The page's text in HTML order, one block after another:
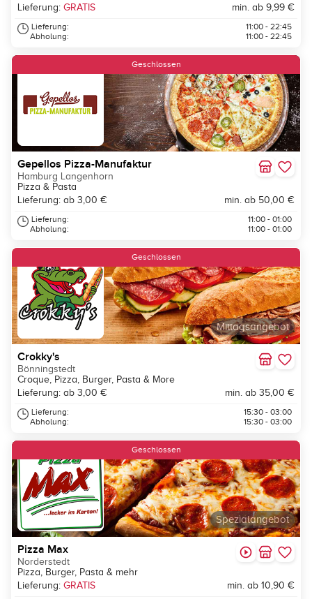
Lieferung: GRATIS min. ab 9,99 €
Lieferung:
Abholung:
11:00 - 22:45
11:00 - 22:45
Geschlossen
Gepellos Pizza-Manufaktur
Hamburg Langenhorn
Pizza & Pasta
Lieferung: ab 3,00 €
min. ab 50,00 €
Lieferung:
Abholung:
11:00 - 01:00
11:00 - 01:00
Mittagsangebot
Geschlossen
Crokky's
Bönningstedt
Croque, Pizza, Burger, Pasta & More
Lieferung: ab 3,00 €
min. ab 35,00 €
Lieferung:
Abholung:
15:30 - 03:00
15:30 - 03:00
Spezialangebot
Geschlossen
Pizza Max
Norderstedt
Pizza, Burger, Pasta & mehr
Lieferung: GRATIS min. ab 10,90 €